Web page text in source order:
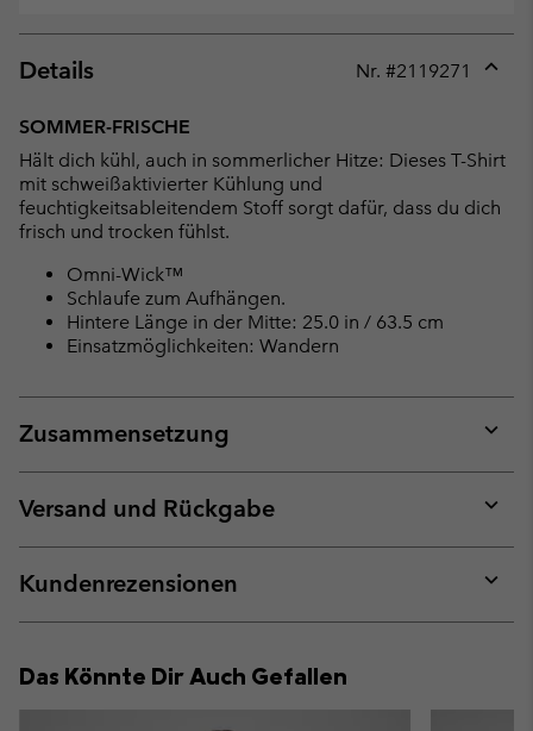
Details Nr. #2119271
SOMMER-FRISCHE
Hält dich kühl, auch in sommerlicher Hitze: Dieses T-Shirt
mit schweißaktivierter Kühlung und
feuchtigkeitsableitendem Stoff sorgt dafür, dass du dich
frisch und trocken fühlst.
Omni-Wick™
Schlaufe zum Aufhängen.
Hintere Länge in der Mitte: 25.0 in / 63.5 cm
Einsatzmöglichkeiten: Wandern
Zusammensetzung
or
Versand und Rückgabe
or
Kundenrezensionen
or
Das Könnte Dir Auch Gefallen